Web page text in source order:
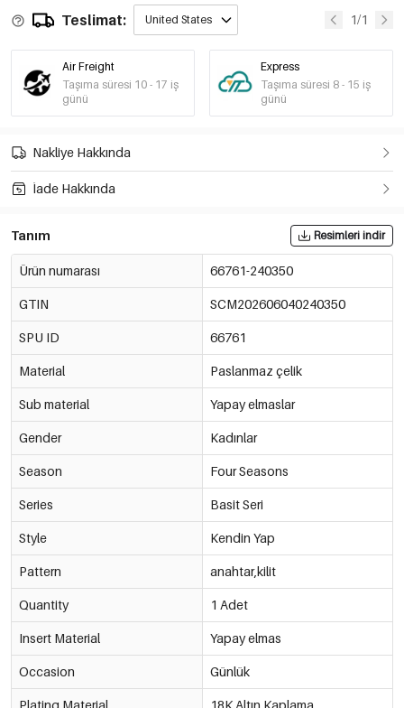
66761-240358
€1,25
€1,20
-15%
66761-240360
€1,20
€1,41
66761-240361
-15%
Teslimat: United States 1/1
Air Freight
Taşıma süresi 10 - 17 iş
günü
Express
Taşıma süresi 8 - 15 iş
günü
Nakliye Hakkında
İade Hakkında
Tanım Resimleri indir
Ürün numarası 66761-240350
GTIN SCM202606040240350
SPU ID 66761
Material Paslanmaz çelik
Sub material Yapay elmaslar
Gender Kadınlar
Season Four Seasons
Series Basit Seri
Style Kendin Yap
Pattern anahtar,kilit
Quantity 1 Adet
Insert Material Yapay elmas
Occasion Günlük
Plating Material 18K Altın Kaplama